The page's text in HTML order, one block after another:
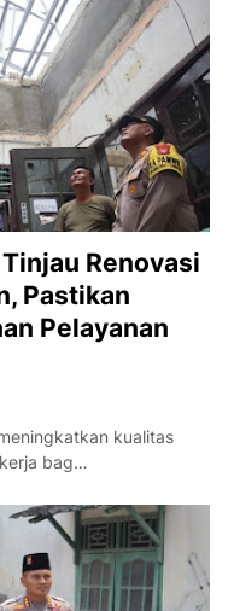
Renovasi
Pastikan
Pelayanan
kualitas
bag…